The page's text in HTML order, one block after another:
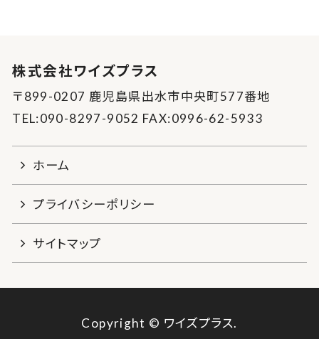
株式会社ワイズプラス
〒899-0207 鹿児島県出水市中央町577番地
TEL:090-8297-9052 FAX:0996-62-5933
ホーム
プライバシーポリシー
サイトマップ
Copyright © ワイズプラス.